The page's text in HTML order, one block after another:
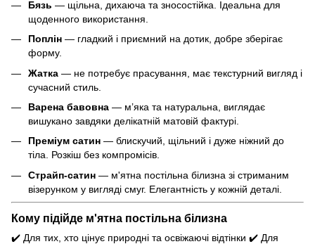
Бязь — щільна, дихаюча та зносостійка. Ідеальна для
щоденного використання.
Поплін — гладкий і приємний на дотик, добре зберігає
форму.
Жатка — не потребує прасування, має текстурний вигляд і
сучасний стиль.
Варена бавовна — м’яка та натуральна, виглядає
вишукано завдяки делікатній матовій фактурі.
Преміум сатин — блискучий, щільний і дуже ніжний до
тіла. Розкіш без компромісів.
Страйп-сатин — м'ятна постільна білизна зі стриманим
візерунком у вигляді смуг. Елегантність у кожній деталі.
Кому підійде м'ятна постільна білизна
✔️ Для тих, хто цінує природні та освіжаючі відтінки ✔️ Для